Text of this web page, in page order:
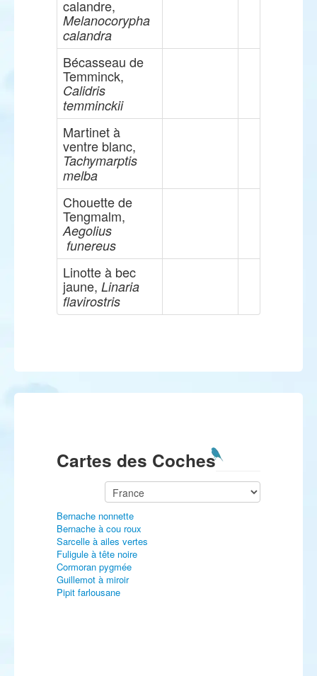
calandre,
Melanocorypha
calandra
Bécasseau de
Temminck,
Calidris
temminckii
Martinet à
ventre blanc,
Tachymarptis
melba
Chouette de
Tengmalm,
Aegolius
funereus
Linotte à bec
jaune, Linaria
flavirostris
Cartes des Coches
Bernache nonnette
Bernache à cou roux
Sarcelle à ailes vertes
Fuligule à tête noire
Cormoran pygmée
Guillemot à miroir
Pipit farlousane